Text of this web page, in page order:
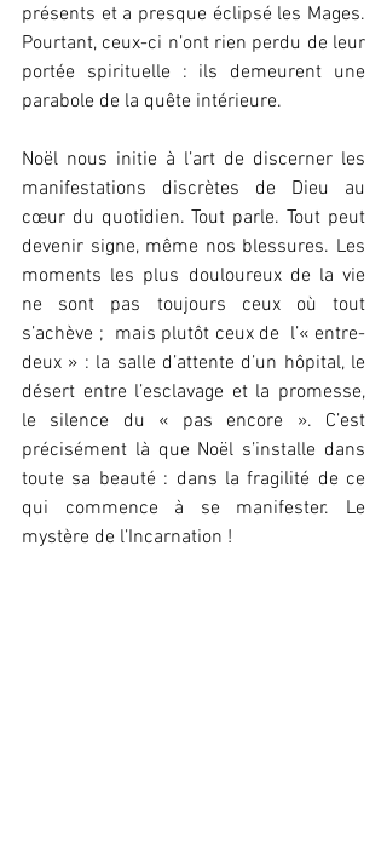
présents et a presque éclipsé les Mages.
Pourtant, ceux-ci n’ont rien perdu de leur
portée spirituelle : ils demeurent une
parabole de la quête intérieure.
Noël nous initie à l’art de discerner les
manifestations discrètes de Dieu au
cœur du quotidien. Tout parle. Tout peut
devenir signe, même nos blessures. Les
moments les plus douloureux de la vie
ne sont pas toujours ceux où tout
s’achève ;  mais plutôt ceux de  l’« entre-
deux » : la salle d’attente d’un hôpital, le
désert entre l’esclavage et la promesse,
le silence du « pas encore ». C’est
précisément là que Noël s’installe dans
toute sa beauté : dans la fragilité de ce
qui commence à se manifester. Le
mystère de l’Incarnation !